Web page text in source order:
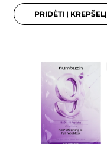
PRIDĖTI Į KREPŠELĮ